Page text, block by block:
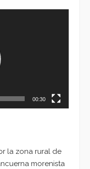
00:30
la zona rural de
morenista